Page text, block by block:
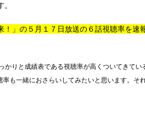
！」の５月１７日放送の６話視聴率を速
かりと成績表である視聴率が高くついてきてい
も一緒におさらいしてみたいと思います。そ